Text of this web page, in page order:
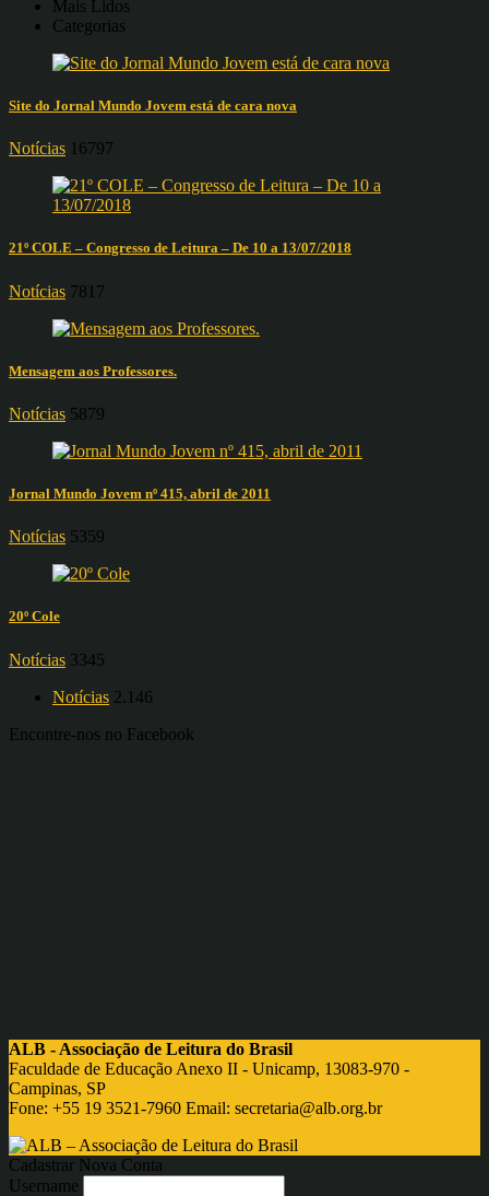
Mais Lidos
Categorias
Site do Jornal Mundo Jovem está de cara nova
Notícias 16797
21º COLE – Congresso de Leitura – De 10 a 13/07/2018
Notícias 7817
Mensagem aos Professores.
Notícias 5879
Jornal Mundo Jovem nº 415, abril de 2011
Notícias 5359
20º Cole
Notícias 3345
Notícias 2.146
Encontre-nos no Facebook
ALB - Associação de Leitura do Brasil
Faculdade de Educação Anexo II - Unicamp, 13083-970 -
Campinas, SP
Fone: +55 19 3521-7960 Email: secretaria@alb.org.br
Cadastrar Nova Conta
Username